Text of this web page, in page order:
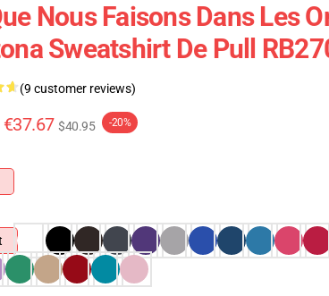
Nous Faisons Dans Les
Sweatshirt De Pull
(9 customer reviews)
€37.67 $40.95 -20%